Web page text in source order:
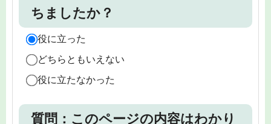
ちましたか？
役に立った
どちらともいえない
役に立たなかった
質問：このページの内容はわかり